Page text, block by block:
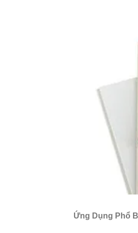
Ứng Dụng Phổ